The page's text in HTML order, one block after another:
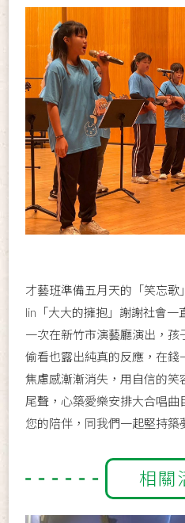
才藝班準備五月天的「笑忘歌
lin「大大的擁抱」謝謝社會
一次在新竹市演藝廳演出，
偷看也露出純真的反應，在錢
焦慮感漸漸消失，用自信的笑
尾聲，心築愛樂安排大合唱
您的陪伴，同我們一起堅持築
相關